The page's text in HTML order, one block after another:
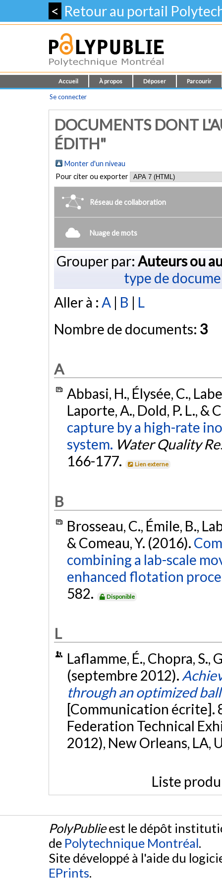
< Retour au portail
Accueil À propos Déposer Parcourir
Se connecter
DOCUMENTS DONT
ÉDITH"
Monter d'un niveau
Pour citer ou exporter
Réseau de collaboration
Nuage de mots
Grouper par: Auteurs ou
type de
Aller à : A | B | L
Nombre de documents: 3
A
Abbasi, H., Élysée, C.,
Laporte, A., Dold, P. L., &
capture by a high-rate
system. Water Quality
166-177.
Lien externe
B
Brosseau, C., Émile, B.,
& Comeau, Y. (2016).
combining a lab-scale
enhanced flotation
582.
Disponible
L
Laflamme, É., Chopra, S.,
(septembre 2012).
through an optimized
[Communication écrite].
Federation Technical
2012), New Orleans, LA,
Liste
PolyPublieest le dépôt
de Polytechnique Montréal.
Site développé à l'aide du
EPrints.